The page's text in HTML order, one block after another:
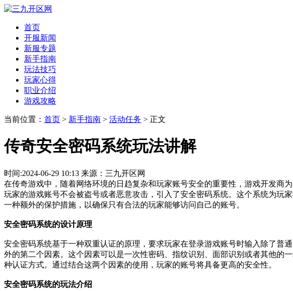
首页
开服新闻
新服专题
新手指南
玩法技巧
玩家心得
职业介绍
游戏攻略
当前位置： 首页 > 新手指南 > 活动任务 > 正文
传奇安全密码系统玩法讲解
时间:2024-06-29 10:13 来源：三九开区网
在传奇游戏中，随着网络环境的日趋复杂和玩家账号安全的重要性，游戏开发商
玩家的游戏账号不会被盗号或者恶意攻击，引入了安全密码系统。这个系统为玩
一种额外的保护措施，以确保只有合法的玩家能够访问自己的账号。
安全密码系统的设计原理
安全密码系统基于一种双重认证的原理，要求玩家在登录游戏账号时输入除了普
外的第二个因素。这个因素可以是一次性密码、指纹识别、面部识别或者其他的
种认证方式。通过结合这两个因素的使用，玩家的账号将具备更高的安全性。
安全密码系统的玩法介绍